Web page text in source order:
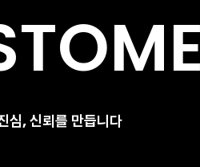
심, 신뢰를 만듭니다